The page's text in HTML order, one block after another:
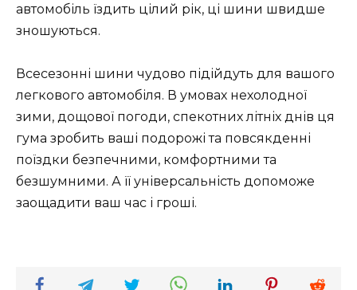
автомобіль їздить цілий рік, ці шини швидше
зношуються.
Всесезонні шини чудово підійдуть для вашого
легкового автомобіля. В умовах нехолодної
зими, дощової погоди, спекотних літніх днів ця
гума зробить ваші подорожі та повсякденні
поїздки безпечними, комфортними та
безшумними. А її універсальність допоможе
заощадити ваш час і гроші.